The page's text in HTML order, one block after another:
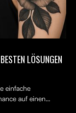
LÖSUNGEN
einfache
auf einen